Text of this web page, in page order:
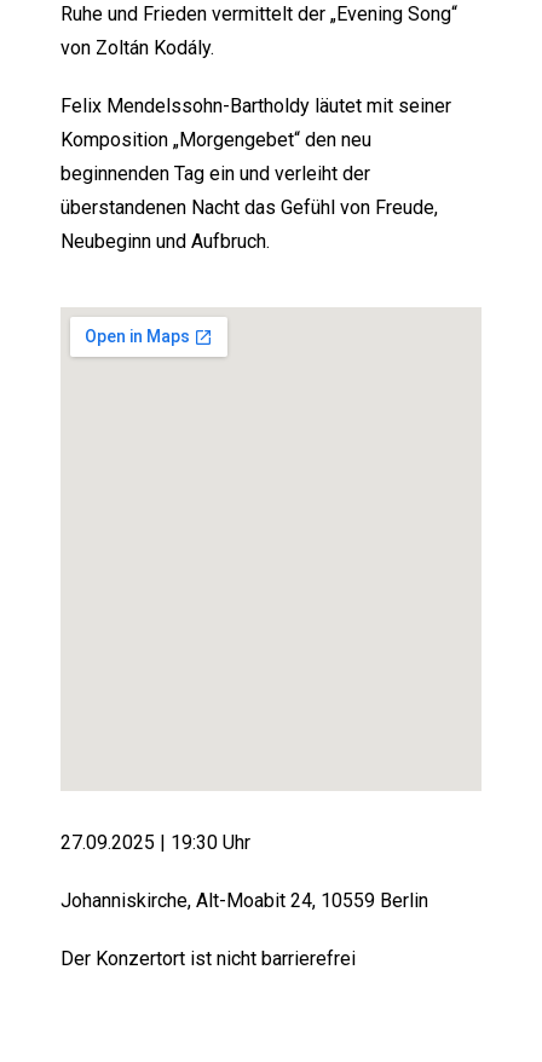
Ruhe und Frieden vermittelt der „Evening Song“
von Zoltán Kodály.
Felix Mendelssohn-Bartholdy läutet mit seiner
Komposition „Morgengebet“ den neu
beginnenden Tag ein und verleiht der
überstandenen Nacht das Gefühl von Freude,
Neubeginn und Aufbruch.
27.09.2025 | 19:30 Uhr
Johanniskirche, Alt-Moabit 24, 10559 Berlin
Der Konzertort ist nicht barrierefrei